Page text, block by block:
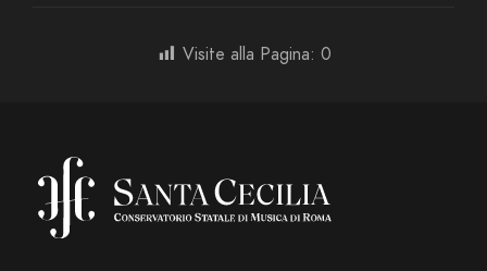
Visite alla Pagina: 0